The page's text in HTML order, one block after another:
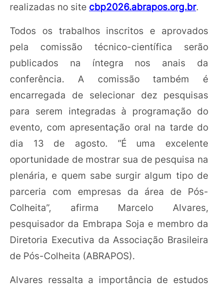
realizadas no site cbp2026.abrapos.org.br.
Todos os trabalhos inscritos e aprovados
pela comissão técnico-científica serão
publicados na íntegra nos anais da
conferência. A comissão também é
encarregada de selecionar dez pesquisas
para serem integradas à programação do
evento, com apresentação oral na tarde do
dia 13 de agosto. “É uma excelente
oportunidade de mostrar sua de pesquisa na
plenária, e quem sabe surgir algum tipo de
parceria com empresas da área de Pós-
Colheita”, afirma Marcelo Alvares,
pesquisador da Embrapa Soja e membro da
Diretoria Executiva da Associação Brasileira
de Pós-Colheita (ABRAPOS).
Alvares ressalta a importância de estudos